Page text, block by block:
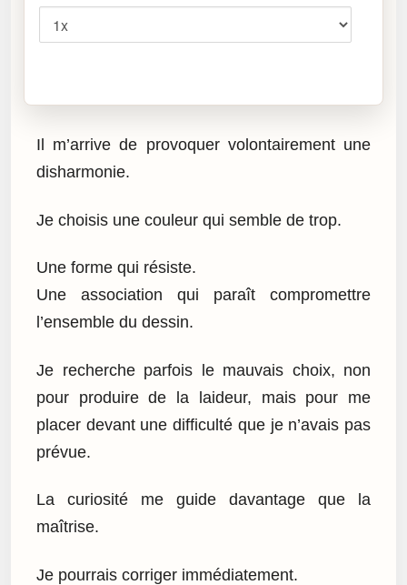
Il m’arrive de provoquer volontairement une
disharmonie.
Je choisis une couleur qui semble de trop.
Une forme qui résiste.
Une association qui paraît compromettre
l’ensemble du dessin.
Je recherche parfois le mauvais choix, non
pour produire de la laideur, mais pour me
placer devant une difficulté que je n’avais pas
prévue.
La curiosité me guide davantage que la
maîtrise.
Je pourrais corriger immédiatement.